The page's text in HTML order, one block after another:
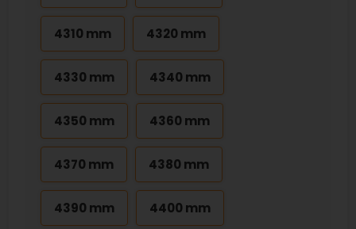
4310 mm 4320 mm
4330 mm 4340 mm
4350 mm 4360 mm
4370 mm 4380 mm
4390 mm 4400 mm